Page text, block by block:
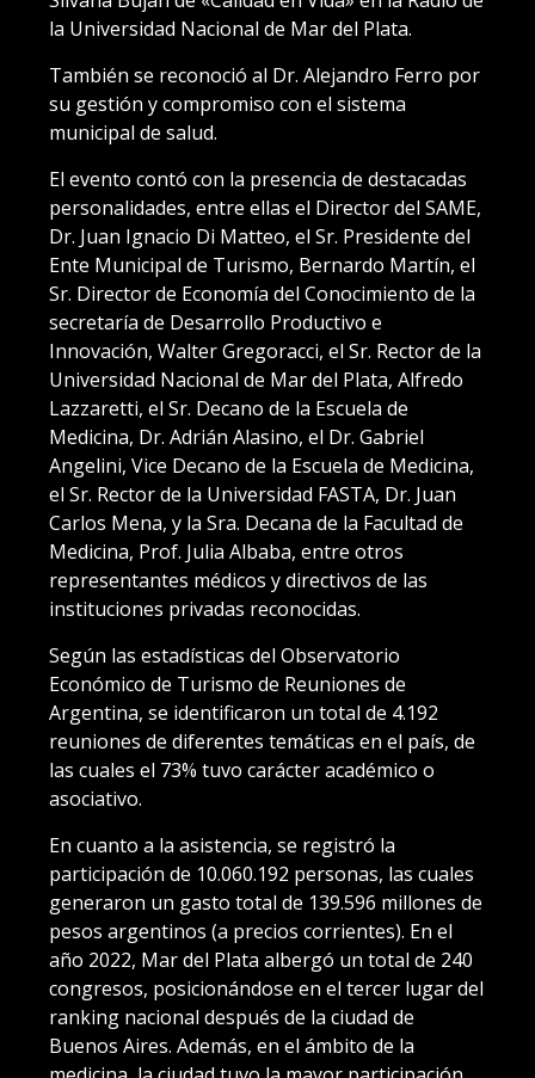
la Universidad Nacional de Mar del Plata.
También se reconoció al Dr. Alejandro Ferro por
su gestión y compromiso con el sistema
municipal de salud.
El evento contó con la presencia de destacadas
personalidades, entre ellas el Director del SAME,
Dr. Juan Ignacio Di Matteo, el Sr. Presidente del
Ente Municipal de Turismo, Bernardo Martín, el
Sr. Director de Economía del Conocimiento de la
secretaría de Desarrollo Productivo e
Innovación, Walter Gregoracci, el Sr. Rector de la
Universidad Nacional de Mar del Plata, Alfredo
Lazzaretti, el Sr. Decano de la Escuela de
Medicina, Dr. Adrián Alasino, el Dr. Gabriel
Angelini, Vice Decano de la Escuela de Medicina,
el Sr. Rector de la Universidad FASTA, Dr. Juan
Carlos Mena, y la Sra. Decana de la Facultad de
Medicina, Prof. Julia Albaba, entre otros
representantes médicos y directivos de las
instituciones privadas reconocidas.
Según las estadísticas del Observatorio
Económico de Turismo de Reuniones de
Argentina, se identificaron un total de 4.192
reuniones de diferentes temáticas en el país, de
las cuales el 73% tuvo carácter académico o
asociativo.
En cuanto a la asistencia, se registró la
participación de 10.060.192 personas, las cuales
generaron un gasto total de 139.596 millones de
pesos argentinos (a precios corrientes). En el
año 2022, Mar del Plata albergó un total de 240
congresos, posicionándose en el tercer lugar del
ranking nacional después de la ciudad de
Buenos Aires. Además, en el ámbito de la